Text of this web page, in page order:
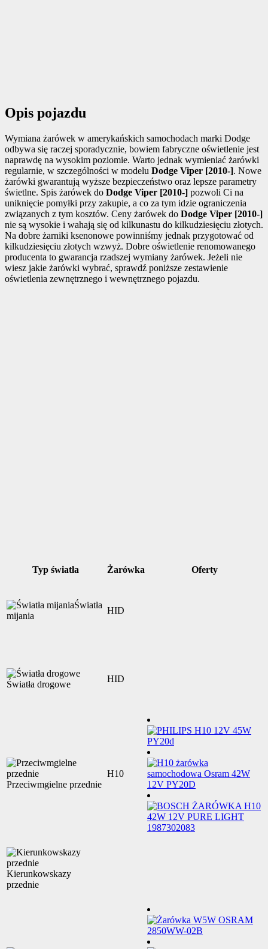
Opis pojazdu
Wymiana żarówek w amerykańskich samochodach marki Dodge
odbywa się raczej sporadycznie, bowiem fabryczne oświetlenie jest
naprawdę na wysokim poziomie. Warto jednak wymieniać żarówki
regularnie, w szczególności w modelu Dodge Viper [2010-]. Nowe
żarówki gwarantują wyższe bezpieczeństwo oraz lepsze parametry
świetlne. Spis żarówek do Dodge Viper [2010-] pozwoli Ci na
uniknięcie pomyłki przy zakupie, a co za tym idzie ograniczenia
związanych z tym kosztów. Ceny żarówek do Dodge Viper [2010-]
nie są wysokie i wahają się od kilkunastu do kilkudziesięciu złotych.
Na dobre żarniki ksenonowe powinniśmy jednak przygotować od
kilkudziesięciu złotych wzwyż. Dobre oświetlenie renomowanego
producenta to gwarancja rzadszej wymiany żarówek. Jeżeli nie
wiesz jakie żarówki wybrać, sprawdź poniższe zestawienie
oświetlenia zewnętrznego i wewnętrznego pojazdu.
Typ światła Żarówka Oferty
Światła
mijania
HID
Światła drogowe
HID
Przeciwmgielne przednie
H10
Kierunkowskazy
przednie